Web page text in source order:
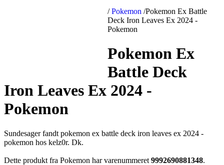
/ Pokemon /Pokemon Ex Battle
Deck Iron Leaves Ex 2024 -
Pokemon
Pokemon Ex
Battle Deck
Iron Leaves Ex 2024 -
Pokemon
Sundesager fandt pokemon ex battle deck iron leaves ex 2024 -
pokemon hos kelz0r. Dk.
Dette produkt fra Pokemon har varenummeret 9992690881348.